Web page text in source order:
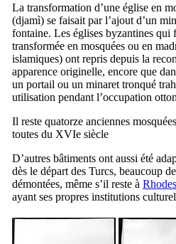
La transformation d’une église en
(djamì) se faisait par l’ajout d’un
fontaine. Les églises byzantines qui
transformée en mosquées ou en
islamiques) ont repris depuis la
apparence originelle, encore que
un portail ou un minaret tronqué
utilisation pendant l’occupation
Il reste quatorze anciennes
toutes du XVIe siècle
D’autres bâtiments ont aussi été
dès le départ des Turcs, beaucoup
démontées, même s’il reste à Rhodes
ayant ses propres institutions